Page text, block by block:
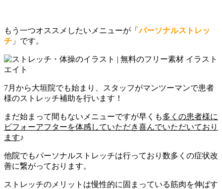
もう一つオススメしたいメニューが「パーソナルストレッ
チ 」です。
7月から大垣院でも始まり、スタッフがマンツーマンで患者
様のストレッチ補助を行います！
まだ始まって間もないメニューですが早くも多くの患者様に
ビフォーアフターを体感していただき喜んでいただいており
ます♪
他院でもパーソナルストレッチは行っており数多くの症状改
善に繋がっております。
ストレッチのメリットは慢性的に固まっている筋肉を伸ばす